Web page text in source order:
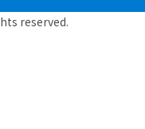
reserved.